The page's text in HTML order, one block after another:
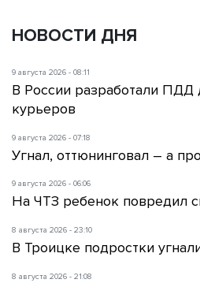
НОВОСТИ ДНЯ
9 августа 2026 - 08:11
В России разработали ПДД
курьеров
9 августа 2026 - 07:18
Угнал, оттюнинговал – а
9 августа 2026 - 06:06
На ЧТЗ ребенок повредил
8 августа 2026 - 23:10
В Троицке подростки
8 августа 2026 - 21:08